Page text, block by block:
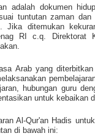
adalah dokumen
tuntutan zaman
Jika ditemukan
RI c.q. Direktorat
Arab yang
hubungan guru
untuk kebaikan
Al-Qur'an Hadis
di bawah ini: